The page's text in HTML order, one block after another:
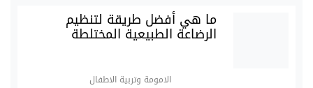
ما هي أفضل طريقة لتنظيم
الرضاعة الطبيعية المختلطة
الامومة وتربية الاطفال